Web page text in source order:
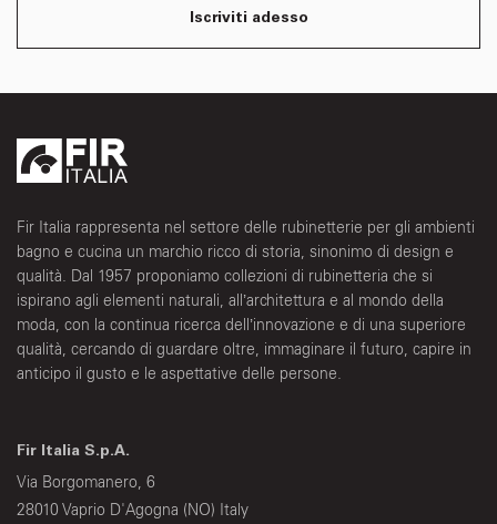
Iscriviti adesso
Fir Italia rappresenta nel settore delle rubinetterie per gli ambienti
bagno e cucina un marchio ricco di storia, sinonimo di design e
qualità. Dal 1957 proponiamo collezioni di rubinetteria che si
ispirano agli elementi naturali, all’architettura e al mondo della
moda, con la continua ricerca dell’innovazione e di una superiore
qualità, cercando di guardare oltre, immaginare il futuro, capire in
anticipo il gusto e le aspettative delle persone.
Fir Italia S.p.A.
Via Borgomanero, 6
28010 Vaprio D'Agogna (NO) Italy